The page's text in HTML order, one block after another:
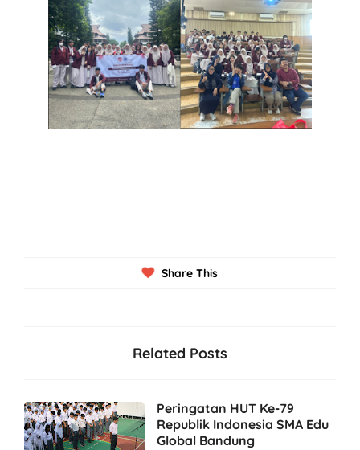
Share This
Related Posts
Peringatan HUT Ke-79
Republik Indonesia SMA Edu
Global Bandung